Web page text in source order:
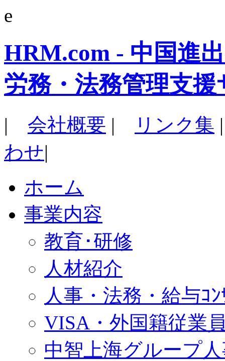
e
HRM.com - 中国進
労務・法務管理支援
| 会社概要 | リンク集
わせ|
ホーム
事業内容
教育･研修
人材紹介
人事・法務・給与ｺﾝ
VISA・外国籍従業
中智上海グループ